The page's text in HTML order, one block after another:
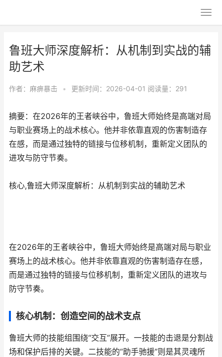
鲁班大师深度解析：从机制到实战的辅
助艺术
作者： 麻痹暴击 • 更新时间：2026-04-01 阅读量：291
摘要：在2026年的王者峡谷中，鲁班大师始终是高端对局
与职业赛场上的战术核心。他并非依靠直观的伤害制造存
在感，而是通过独特的链接与位移机制，重新定义团队的
进攻与防守节奏。
核心,鲁班大师深度解析：从机制到实战的辅助艺术
在2026年的王者峡谷中，鲁班大师始终是高端对局与职业
赛场上的战术核心。他并非依靠直观的伤害制造存在感，
而是通过独特的链接与位移机制，重新定义团队的进攻与
防守节奏。
核心机制：创造空间的战术支点
鲁班大师的技能组围绕“交互”展开。一技能的击退是分割战
场和保护后排的关键。二技能的“助手驰援”则是其灵魂所